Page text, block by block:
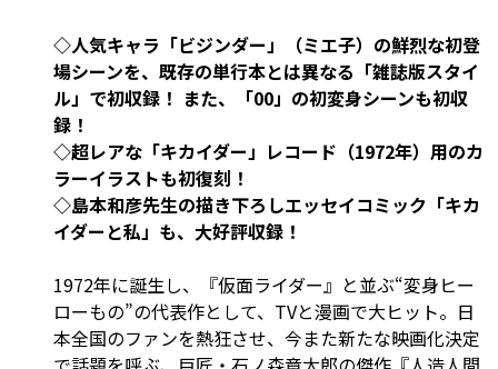
◇人気キャラ「ビジンダー」（ミエ子）の鮮烈な初登
場シーンを、既存の単行本とは異なる「雑誌版スタイ
ル」で初収録！ また、「00」の初変身シーンも初収
録！
◇超レアな「キカイダー」レコード（1972年）用のカ
ラーイラストも初復刻！
◇島本和彦先生の描き下ろしエッセイコミック「キカ
イダーと私」も、大好評収録！
1972年に誕生し、『仮面ライダー』と並ぶ“変身ヒー
ローもの”の代表作として、TVと漫画で大ヒット。日
本全国のファンを熱狂させ、今また新たな映画化決定